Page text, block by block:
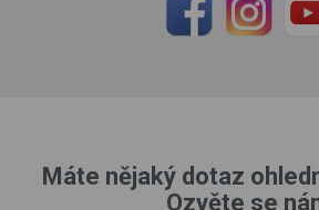
Máte nějaký dotaz
Ozvěte se